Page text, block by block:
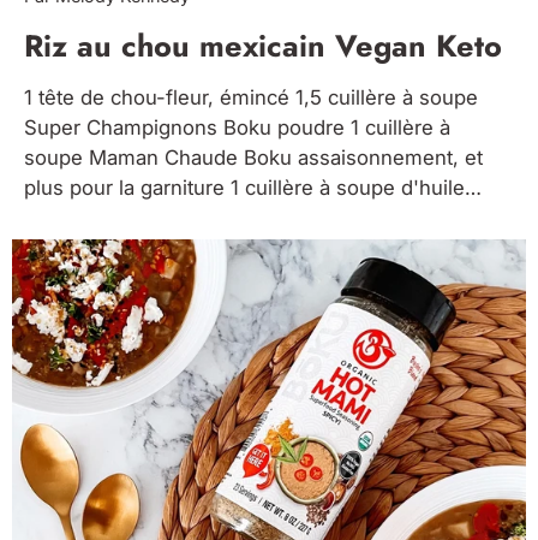
Riz au chou mexicain Vegan Keto
1 tête de chou-fleur, émincé 1,5 cuillère à soupe
Super Champignons Boku poudre 1 cuillère à
soupe Maman Chaude Boku assaisonnement, et
plus pour la garniture 1 cuillère à soupe d'huile
poivron rouge, finement haché 2 gousses d'ail,
hachées 1 jalapeno, épépiné...